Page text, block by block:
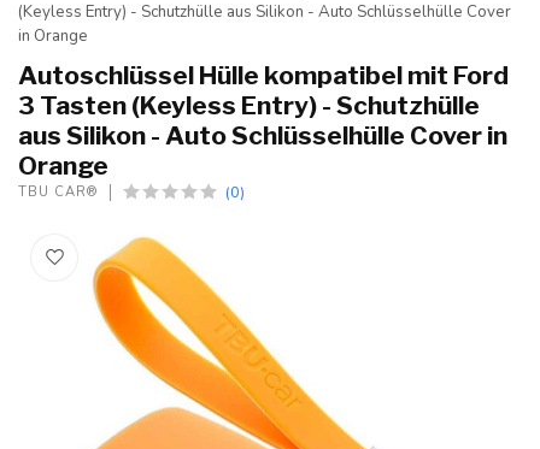
(Keyless Entry) - Schutzhülle aus Silikon - Auto Schlüsselhülle Cover
in Orange
Autoschlüssel Hülle kompatibel mit Ford
3 Tasten (Keyless Entry) - Schutzhülle
aus Silikon - Auto Schlüsselhülle Cover in
Orange
TBU CAR® (0)